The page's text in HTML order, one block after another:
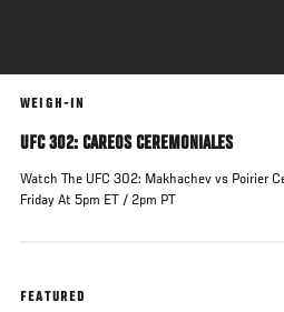
WEIGH-IN
UFC 302: CAREOS CEREMONIALES
Watch The UFC 302: Makhachev vs Poirier
Friday At 5pm ET / 2pm PT
FEATURED